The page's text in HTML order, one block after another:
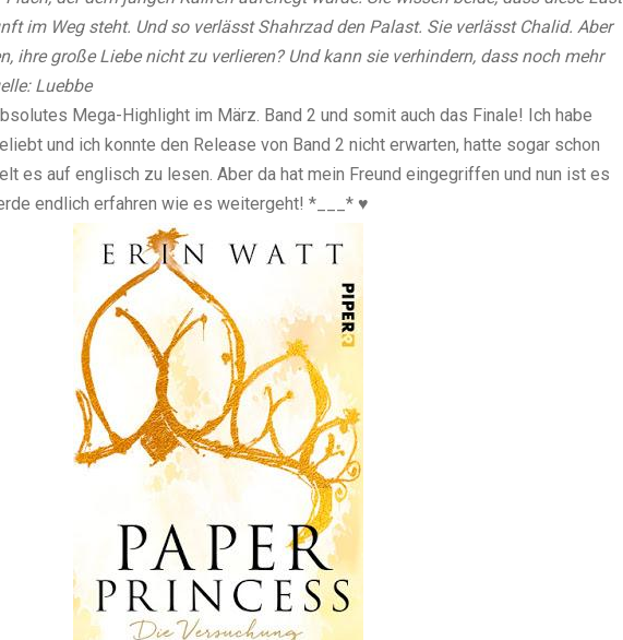
im Weg steht. Und so verlässt Shahrzad den Palast. Sie verlässt Chalid. Aber
ihre große Liebe nicht zu verlieren? Und kann sie verhindern, dass noch mehr
Luebbe
Mega-Highlight im März. Band 2 und somit auch das Finale! Ich habe
und ich konnte den Release von Band 2 nicht erwarten, hatte sogar schon
es auf englisch zu lesen. Aber da hat mein Freund eingegriffen und nun ist es
endlich erfahren wie es weitergeht! *___* ♥